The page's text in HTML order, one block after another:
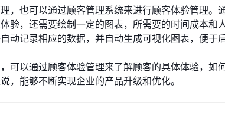
，也可以通过顾客管理系统来进行顾客体验管理。
验，还需要绘制一定的图表，所需要的时间成本和
动记录相应的数据，并自动生成可视化图表，便于
可以通过顾客体验管理来了解顾客的具体体验，如
，能够不断实现企业的产品升级和优化。